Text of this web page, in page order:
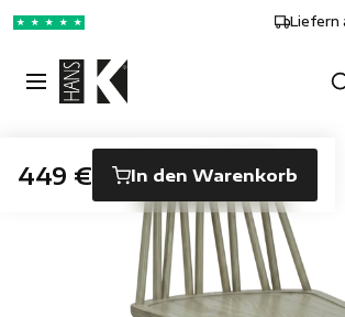
★ ★ ★ ★ ★ Liefern
449 € In den Warenkorb